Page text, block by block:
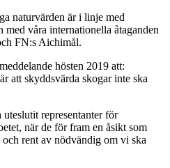
naturvärden är i linje med
våra internationella åtaganden
FN:s Aichimål.
hösten 2019 att:
att skyddsvärda skogar inte ska
representanter för
när de för fram en åsikt som
rent av nödvändig om vi ska